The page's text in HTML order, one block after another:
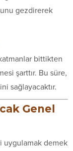
gezdirerek
bittikten
şarttır. Bu süre,
sağlayacaktır.
Genel
uygulamak demek